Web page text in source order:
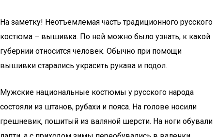
На заметку! Неотъемлемая часть традиционного русского
костюма – вышивка. По ней можно было узнать, к какой
губернии относится человек. Обычно при помощи
вышивки старались украсить рукава и подол.
Мужские национальные костюмы у русского народа
состояли из штанов, рубахи и пояса. На голове носили
грешневик, пошитый из валяной шерсти. На ноги обували